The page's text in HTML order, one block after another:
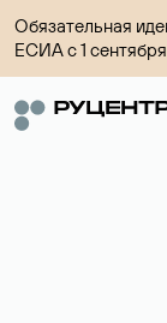
Обязательная
ЕСИА с 1